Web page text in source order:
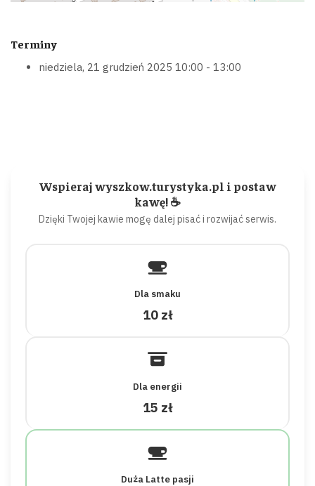
Terminy
niedziela, 21 grudzień 2025 10:00 - 13:00
Wspieraj wyszkow.turystyka.pl i postaw
kawę! ☕
Dzięki Twojej kawie mogę dalej pisać i rozwijać serwis.
Dla smaku
10 zł
Dla energii
15 zł
Duża Latte pasji